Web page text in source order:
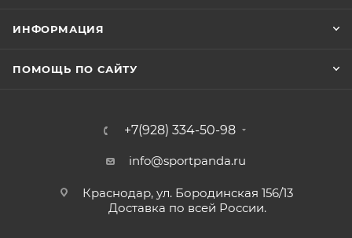
ИНФОРМАЦИЯ
ПОМОЩЬ ПО САЙТУ
+7(928) 334-50-98
info@sportpanda.ru
Краснодар, ул. Бородинская 156/13
Доставка по всей России.